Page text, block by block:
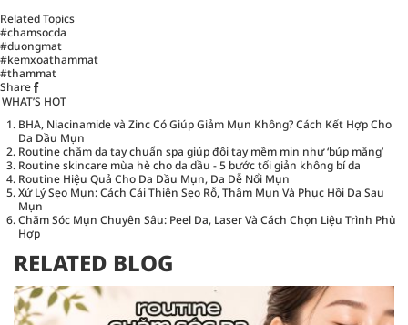
Related Topics
#chamsocda
#duongmat
#kemxoathammat
#thammat
Share
WHAT’S HOT
BHA, Niacinamide và Zinc Có Giúp Giảm Mụn Không? Cách Kết Hợp Cho
Da Dầu Mụn
Routine chăm da tay chuẩn spa giúp đôi tay mềm mịn như ‘búp măng’
Routine skincare mùa hè cho da dầu - 5 bước tối giản không bí da
Routine Hiệu Quả Cho Da Dầu Mụn, Da Dễ Nổi Mụn
Xử Lý Sẹo Mụn: Cách Cải Thiện Sẹo Rỗ, Thâm Mụn Và Phục Hồi Da Sau
Mụn
Chăm Sóc Mụn Chuyên Sâu: Peel Da, Laser Và Cách Chọn Liệu Trình Phù
Hợp
RELATED BLOG